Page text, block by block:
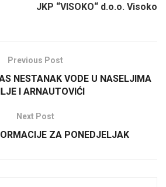
JKP “VISOKO“ d.o.o. Visoko
Previous Post
NESTANAK VODE U NASELJIMA
I ARNAUTOVIĆI
Next Post
ZA PONEDJELJAK